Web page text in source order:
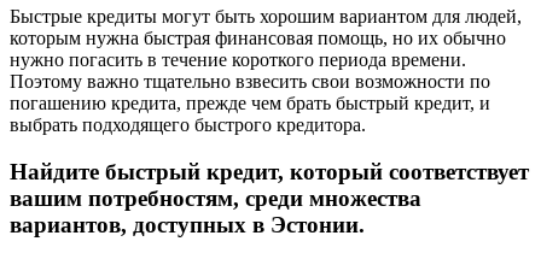
Быстрые кредиты могут быть хорошим вариантом для людей,
которым нужна быстрая финансовая помощь, но их обычно
нужно погасить в течение короткого периода времени.
Поэтому важно тщательно взвесить свои возможности по
погашению кредита, прежде чем брать быстрый кредит, и
выбрать подходящего быстрого кредитора.
Найдите быстрый кредит, который соответствует
вашим потребностям, среди множества
вариантов, доступных в Эстонии.